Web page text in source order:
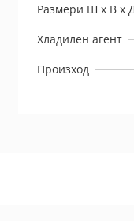
Размери Ш х В х
Хладилен агент
Произход